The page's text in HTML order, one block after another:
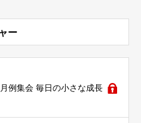
ー
例集会 毎日の小さな成長